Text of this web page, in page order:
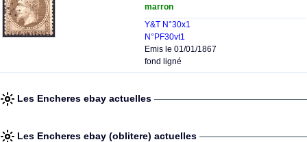
marron
Y&T N°30x1
N°PF30vt1
Emis le 01/01/1867
fond ligné
Les Encheres ebay actuelles
Les Encheres ebay (oblitere) actuelles